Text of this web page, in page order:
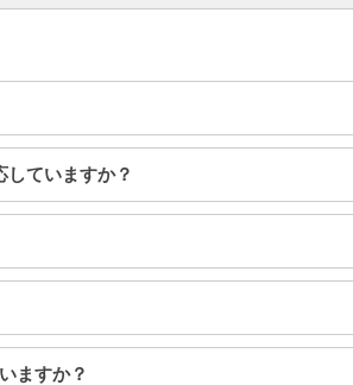
していますか？
ますか？